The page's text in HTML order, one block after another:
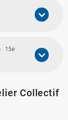
15e
Collectif